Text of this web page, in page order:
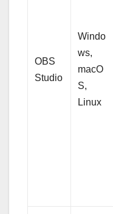
OBS
Studio
Windo
ws,
macO
S,
Linux